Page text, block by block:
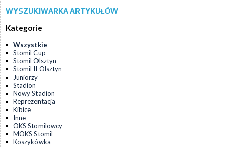
WYSZUKIWARKA ARTYKUŁÓW
Kategorie
Wszystkie
Stomil Cup
Stomil Olsztyn
Stomil II Olsztyn
Juniorzy
Stadion
Nowy Stadion
Reprezentacja
Kibice
Inne
OKS Stomilowcy
MOKS Stomil
Koszykówka